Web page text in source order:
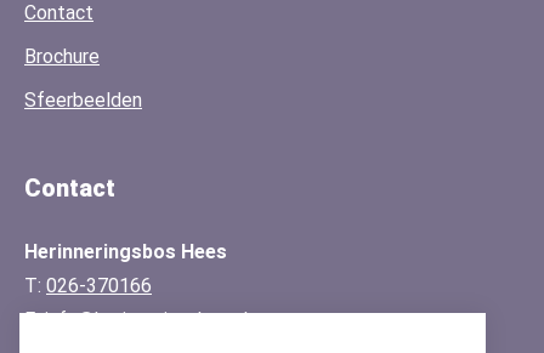
Contact
Brochure
Sfeerbeelden
Contact
Herinneringsbos Hees
T: 026-370166
E:info@herinneringsbos.nl